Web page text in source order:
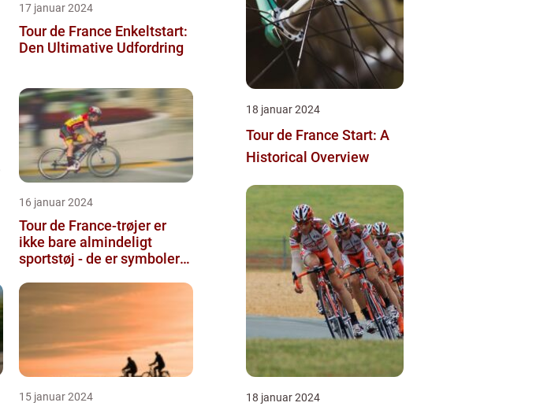
17 januar 2024
Tour de France Enkeltstart:
Den Ultimative Udfordring
16 januar 2024
Tour de France-trøjer er
ikke bare almindeligt
sportstøj - de er symboler
udholden...
15 januar 2024
18 januar 2024
Tour de France Start: A
Historical Overview
18 januar 2024